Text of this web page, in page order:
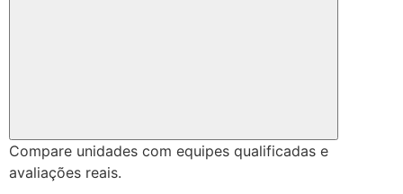
Compare unidades com equipes qualificadas e
avaliações reais.